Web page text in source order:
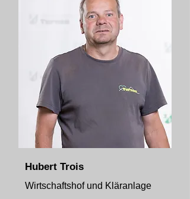
Hubert Trois
Wirtschaftshof und Kläranlage